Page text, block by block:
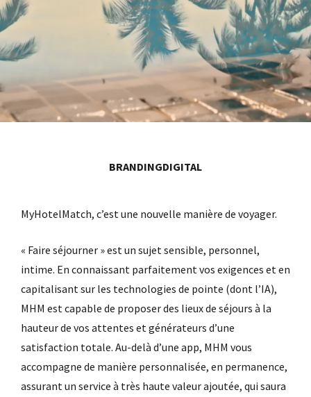
BRANDINGDIGITAL
MyHotelMatch, c’est une nouvelle manière de voyager.
« Faire séjourner » est un sujet sensible, personnel,
intime. En connaissant parfaitement vos exigences et en
capitalisant sur les technologies de pointe (dont l’IA),
MHM est capable de proposer des lieux de séjours à la
hauteur de vos attentes et générateurs d’une
satisfaction totale. Au-delà d’une app, MHM vous
accompagne de manière personnalisée, en permanence,
assurant un service à très haute valeur ajoutée, qui saura